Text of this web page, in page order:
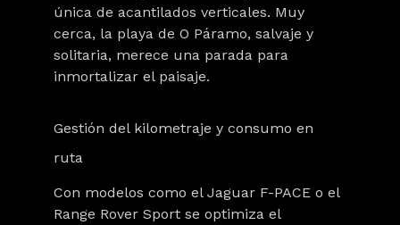
única de acantilados verticales. Muy
cerca, la playa de O Páramo, salvaje y
solitaria, merece una parada para
inmortalizar el paisaje.
Gestión del kilometraje y consumo en
ruta
Con modelos como el Jaguar F-PACE o el
Range Rover Sport se optimiza el